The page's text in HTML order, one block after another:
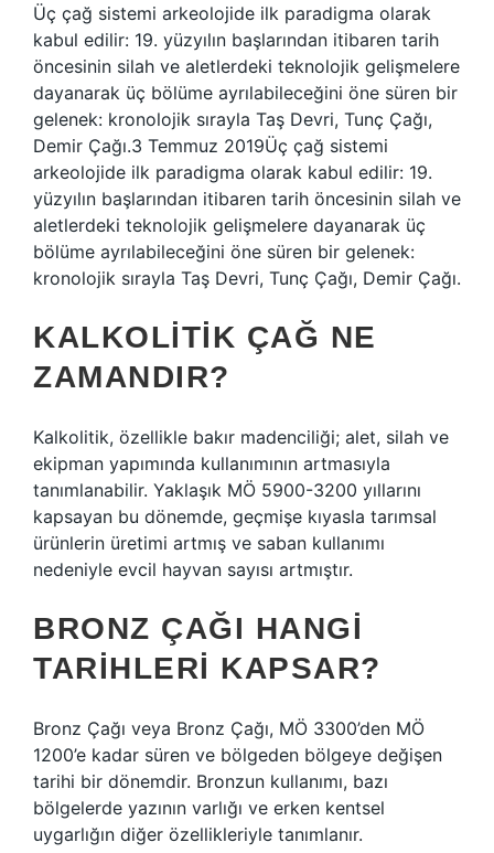
Üç çağ sistemi arkeolojide ilk paradigma olarak
kabul edilir: 19. yüzyılın başlarından itibaren tarih
öncesinin silah ve aletlerdeki teknolojik gelişmelere
dayanarak üç bölüme ayrılabileceğini öne süren bir
gelenek: kronolojik sırayla Taş Devri, Tunç Çağı,
Demir Çağı.3 Temmuz 2019Üç çağ sistemi
arkeolojide ilk paradigma olarak kabul edilir: 19.
yüzyılın başlarından itibaren tarih öncesinin silah ve
aletlerdeki teknolojik gelişmelere dayanarak üç
bölüme ayrılabileceğini öne süren bir gelenek:
kronolojik sırayla Taş Devri, Tunç Çağı, Demir Çağı.
KALKOLITIK ÇAĞ NE
ZAMANDIR?
Kalkolitik, özellikle bakır madenciliği; alet, silah ve
ekipman yapımında kullanımının artmasıyla
tanımlanabilir. Yaklaşık MÖ 5900-3200 yıllarını
kapsayan bu dönemde, geçmişe kıyasla tarımsal
ürünlerin üretimi artmış ve saban kullanımı
nedeniyle evcil hayvan sayısı artmıştır.
BRONZ ÇAĞI HANGI
TARIHLERI KAPSAR?
Bronz Çağı veya Bronz Çağı, MÖ 3300’den MÖ
1200’e kadar süren ve bölgeden bölgeye değişen
tarihi bir dönemdir. Bronzun kullanımı, bazı
bölgelerde yazının varlığı ve erken kentsel
uygarlığın diğer özellikleriyle tanımlanır.